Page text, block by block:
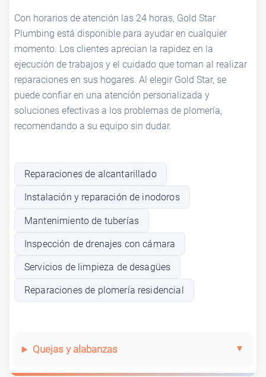
Con horarios de atención las 24 horas, Gold Star
Plumbing está disponible para ayudar en cualquier
momento. Los clientes aprecian la rapidez en la
ejecución de trabajos y el cuidado que toman al realizar
reparaciones en sus hogares. Al elegir Gold Star, se
puede confiar en una atención personalizada y
soluciones efectivas a los problemas de plomería,
recomendando a su equipo sin dudar.
Reparaciones de alcantarillado
Instalación y reparación de inodoros
Mantenimiento de tuberías
Inspección de drenajes con cámara
Servicios de limpieza de desagües
Reparaciones de plomería residencial
Quejas y alabanzas